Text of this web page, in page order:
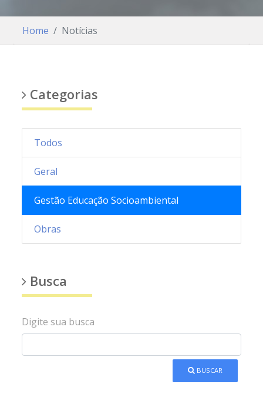
Home Notícias
Categorias
Todos
Geral
Gestão Educação Socioambiental
Obras
Busca
Digite sua busca
BUSCAR